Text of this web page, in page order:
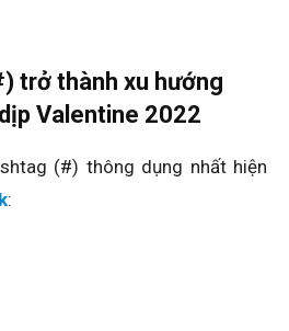
trở thành xu hướng
Valentine 2022
(#) thông dụng nhất hiện
: